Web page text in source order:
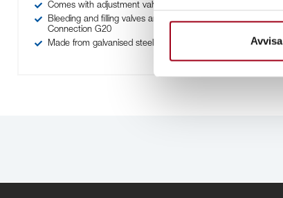
Avvisa
Comes with adjustment valves and ball valves
Bleeding and filling valves are mounted on the manifolds.
Connection G20
Made from galvanised steel